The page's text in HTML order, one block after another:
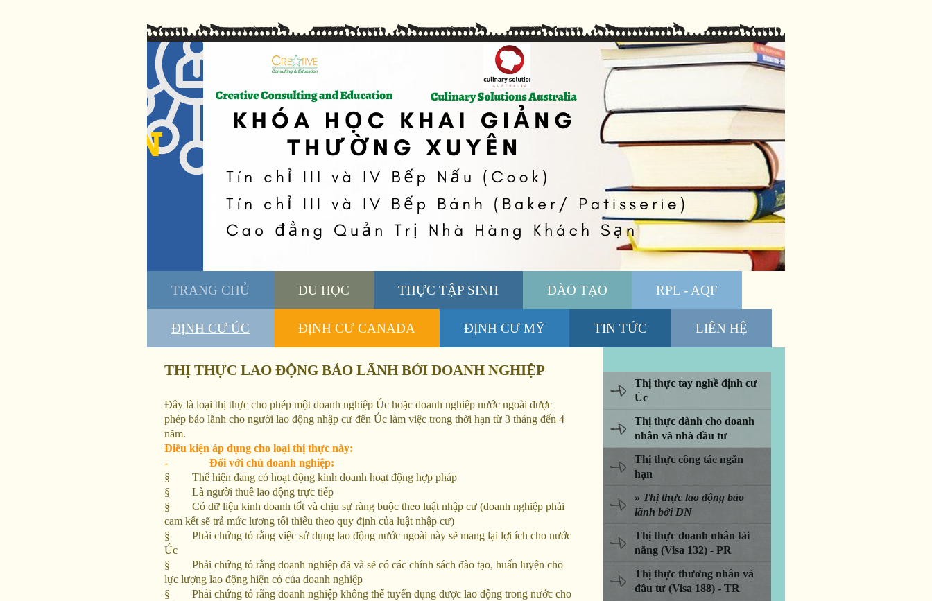
TRANG CHỦ DU HỌC THỰC TẬP SINH ĐÀO TẠO RPL - AQF
ĐỊNH CƯ ÚC ĐỊNH CƯ CANADA ĐỊNH CƯ MỸ TIN TỨC LIÊN HỆ
THỊ THỰC LAO ĐỘNG BẢO LÃNH BỞI DOANH NGHIỆP
Đây là loại thị thực cho phép một doanh nghiệp Úc hoặc doanh nghiệp nước ngoài được
phép bảo lãnh cho người lao động nhập cư đến Úc làm việc trong thời hạn từ 3 tháng đến 4
năm.
Điều kiện áp dụng cho loại thị thực này:
- Đối với chủ doanh nghiệp:
§ Thể hiện đang có hoạt động kinh doanh hoạt động hợp pháp
§ Là người thuê lao động trực tiếp
§ Có dữ liệu kinh doanh tốt và chịu sự ràng buộc theo luật nhập cư (doanh nghiệp phải
cam kết sẽ trả mức lương tối thiểu theo quy định của luật nhập cư)
§ Phải chứng tỏ rằng việc sử dụng lao động nước ngoài này sẽ mang lại lợi ích cho nước
Úc
§ Phải chứng tỏ rằng doanh nghiệp đã và sẽ có các chính sách đào tạo, huấn luyện cho
lực lượng lao động hiện có của doanh nghiệp
§ Phải chứng tỏ rằng doanh nghiệp không thể tuyển dụng được lao động trong nước cho
Thị thực tay nghề định cư
Úc
Thị thực dành cho doanh
nhân và nhà đầu tư
Thị thực công tác ngắn
hạn
Thị thực lao động bảo
lãnh bởi DN
Thị thực doanh nhân tài
năng (Visa 132) - PR
Thị thực thương nhân và
đầu tư (Visa 188) - TR